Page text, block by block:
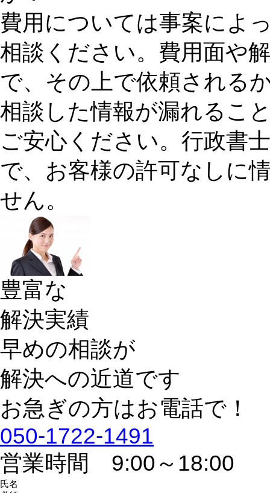
費用については事案によ
相談ください。費用面や
で、その上で依頼される
相談した情報が漏れるこ
ご安心ください。行政書
で、お客様の許可なしに
せん。
豊富な
解決実績
早めの相談が
解決への近道です
お急ぎの方はお電話で！
050-1722-1491
営業時間 9:00～18:00
氏名